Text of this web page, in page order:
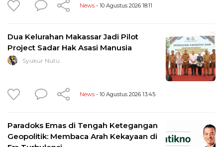
News - 10 Agustus 2026 18:11
Dua Kelurahan Makassar Jadi Pilot
Project Sadar Hak Asasi Manusia
Syukur Nutu
News - 10 Agustus 2026 13:45
Paradoks Emas di Tengah Ketegangan
Geopolitik: Membaca Arah Kekayaan di